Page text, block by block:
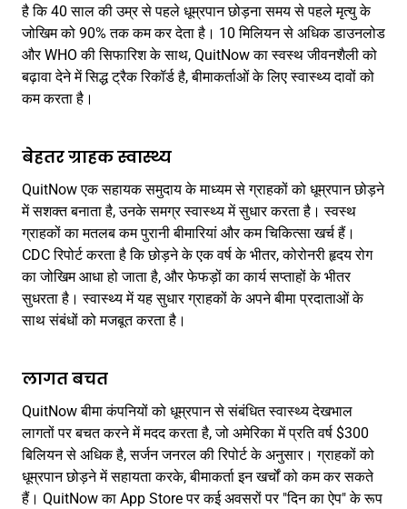
है कि 40 साल की उम्र से पहले धूम्रपान छोड़ना समय से पहले मृत्यु के
जोखिम को 90% तक कम कर देता है। 10 मिलियन से अधिक डाउनलोड
और WHO की सिफारिश के साथ, QuitNow का स्वस्थ जीवनशैली को
बढ़ावा देने में सिद्ध ट्रैक रिकॉर्ड है, बीमाकर्ताओं के लिए स्वास्थ्य दावों को
कम करता है।
बेहतर ग्राहक स्वास्थ्य
QuitNow एक सहायक समुदाय के माध्यम से ग्राहकों को धूम्रपान छोड़ने
में सशक्त बनाता है, उनके समग्र स्वास्थ्य में सुधार करता है। स्वस्थ
ग्राहकों का मतलब कम पुरानी बीमारियां और कम चिकित्सा खर्च हैं।
CDC रिपोर्ट करता है कि छोड़ने के एक वर्ष के भीतर, कोरोनरी हृदय रोग
का जोखिम आधा हो जाता है, और फेफड़ों का कार्य सप्ताहों के भीतर
सुधरता है। स्वास्थ्य में यह सुधार ग्राहकों के अपने बीमा प्रदाताओं के
साथ संबंधों को मजबूत करता है।
लागत बचत
QuitNow बीमा कंपनियों को धूम्रपान से संबंधित स्वास्थ्य देखभाल
लागतों पर बचत करने में मदद करता है, जो अमेरिका में प्रति वर्ष $300
बिलियन से अधिक है, सर्जन जनरल की रिपोर्ट के अनुसार। ग्राहकों को
धूम्रपान छोड़ने में सहायता करके, बीमाकर्ता इन खर्चों को कम कर सकते
हैं। QuitNow का App Store पर कई अवसरों पर "दिन का ऐप" के रूप